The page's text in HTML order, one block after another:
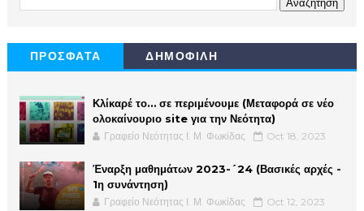
ΠΡΟΣΦΑΤΑ ΔΗΜΟΦΙΛΗ
Κλίκαρέ το… σε περιμένουμε (Μεταφορά σε νέο
ολοκαίνουριο site για την Νεότητα)
Γραφείο Νεότητας Ι. Μ. Φωκίδας Oct 18, 2023
Έναρξη μαθημάτων 2023-´24 (Βασικές αρχές -
1η συνάντηση)
Γραφείο Νεότητας Ι. Μ. Φωκίδας Oct 12, 2023